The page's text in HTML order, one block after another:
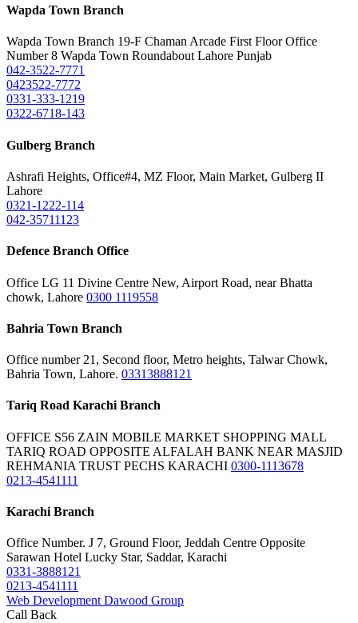
Wapda Town Branch
Wapda Town Branch 19-F Chaman Arcade First Floor Office
Number 8 Wapda Town Roundabout Lahore Punjab
042-3522-7771
0423522-7772
0331-333-1219
0322-6718-143
Gulberg Branch
Ashrafi Heights, Office#4, MZ Floor, Main Market, Gulberg II
Lahore
0321-1222-114
042-35711123
Defence Branch Office
Office LG 11 Divine Centre New, Airport Road, near Bhatta
chowk, Lahore 0300 1119558
Bahria Town Branch
Office number 21, Second floor, Metro heights, Talwar Chowk,
Bahria Town, Lahore. 03313888121
Tariq Road Karachi Branch
OFFICE S56 ZAIN MOBILE MARKET SHOPPING MALL
TARIQ ROAD OPPOSITE ALFALAH BANK NEAR MASJID
REHMANIA TRUST PECHS KARACHI 0300-1113678
0213-4541111
Karachi Branch
Office Number. J 7, Ground Floor, Jeddah Centre Opposite
Sarawan Hotel Lucky Star, Saddar, Karachi
0331-3888121
0213-4541111
Web Development Dawood Group
Call Back